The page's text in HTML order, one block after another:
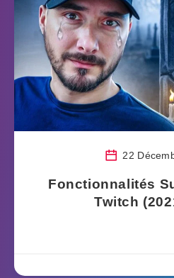
22
Fonctionnalités
Twitch